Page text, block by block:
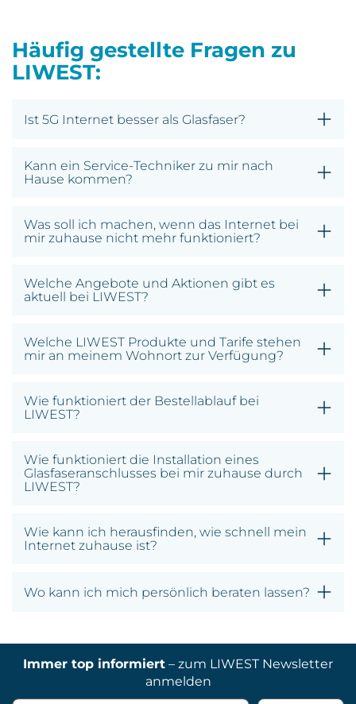
Häufig gestellte Fragen zu
LIWEST:
Ist 5G Internet besser als Glasfaser?
Kann ein Service-Techniker zu mir nach
Hause kommen?
Was soll ich machen, wenn das Internet bei
mir zuhause nicht mehr funktioniert?
Welche Angebote und Aktionen gibt es
aktuell bei LIWEST?
Welche LIWEST Produkte und Tarife stehen
mir an meinem Wohnort zur Verfügung?
Wie funktioniert der Bestellablauf bei
LIWEST?
Wie funktioniert die Installation eines
Glasfaseranschlusses bei mir zuhause durch
LIWEST?
Wie kann ich herausfinden, wie schnell mein
Internet zuhause ist?
Wo kann ich mich persönlich beraten lassen?
Immer top informiert – zum LIWEST Newsletter
anmelden